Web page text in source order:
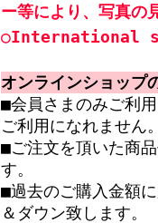
ー等により、写真の
○International
オンラインショップ
■会員さまのみご利
ご利用になれません
■ご注文を頂いた商
す。
■過去のご購入金額
＆ダウン致します。